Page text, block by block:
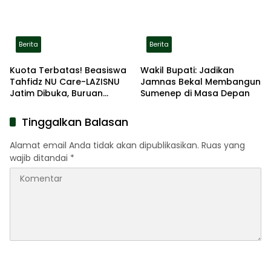
Berita
Kuota Terbatas! Beasiswa
Tahfidz NU Care-LAZISNU
Jatim Dibuka, Buruan
Berita
Wakil Bupati: Jadikan
Jamnas Bekal Membangun
Sumenep di Masa Depan
Tinggalkan Balasan
Alamat email Anda tidak akan dipublikasikan. Ruas yang
wajib ditandai *